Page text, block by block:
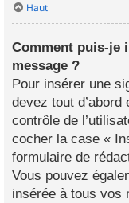
Haut
Comment puis-je
message ?
Pour insérer une
devez tout
contrôle de
cocher la case «
formulaire de
Vous pouvez
insérée à tous vos